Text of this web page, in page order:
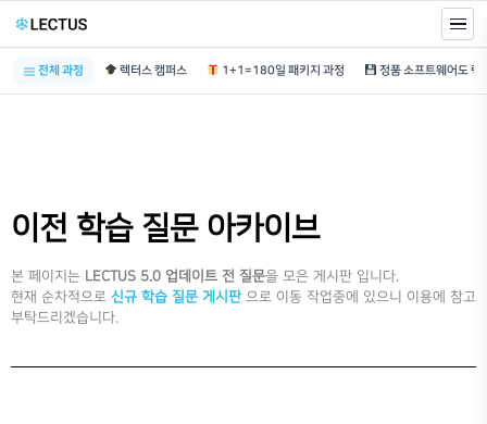
전체 과정 렉터스 캠퍼스 1+1=180일 패키지 과정
이전 학습 질문 아카이브
본 페이지는 LECTUS 5.0 업데이트 전 질문을 모은 게시판 입니다.
현재 순차적으로 신규 학습 질문 게시판 으로 이동 작업중에 있으니 이용에 참고
부탁드리겠습니다.